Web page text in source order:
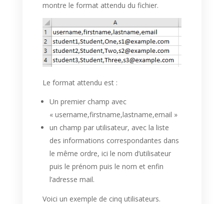
montre le format attendu du fichier.
Le format attendu est :
Un premier champ avec
« username,firstname,lastname,email »
un champ par utilisateur, avec la liste
des informations correspondantes dans
le même ordre, ici le nom d’utilisateur
puis le prénom puis le nom et enfin
l’adresse mail.
Voici un exemple de cinq utilisateurs.